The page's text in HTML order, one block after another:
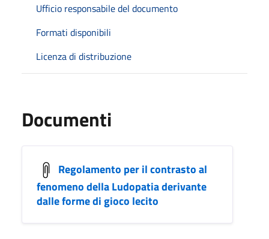
Ufficio responsabile del documento
Formati disponibili
Licenza di distribuzione
Documenti
Regolamento per il contrasto al
fenomeno della Ludopatia derivante
dalle forme di gioco lecito